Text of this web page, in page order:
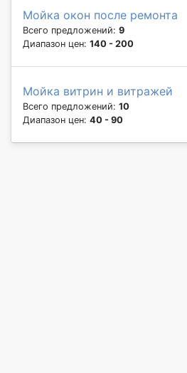
Мойка окон после ремонта
Всего предложений: 9
Диапазон цен: 140 - 200
Мойка витрин и витражей
Всего предложений: 10
Диапазон цен: 40 - 90